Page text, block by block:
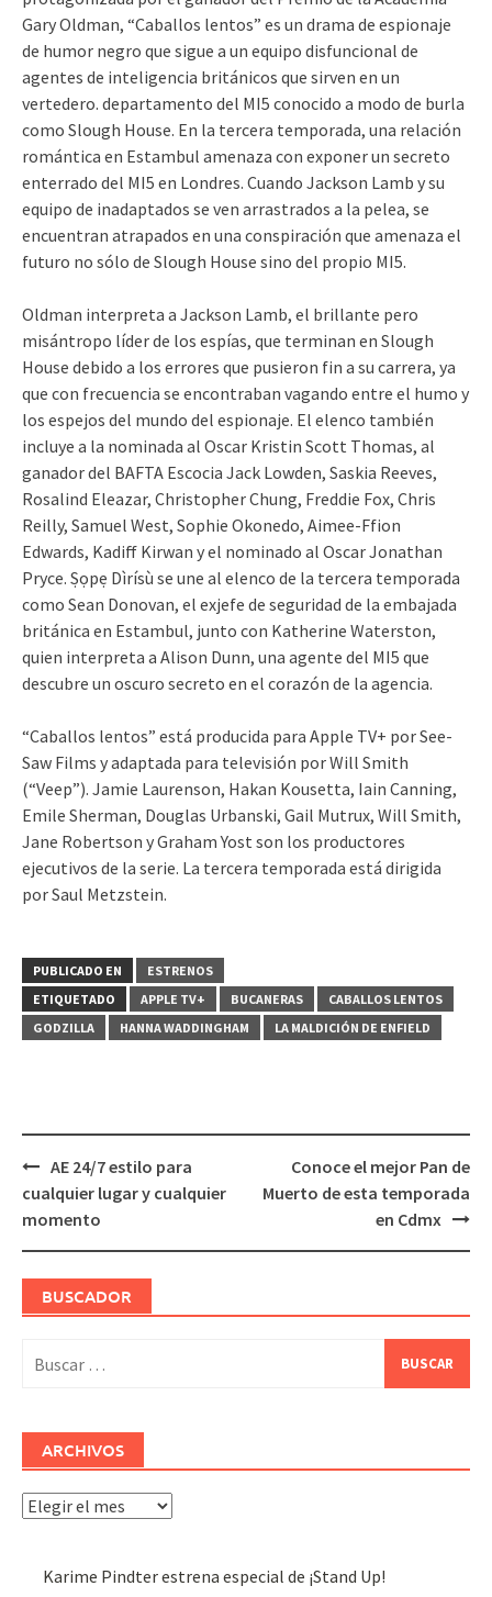
Gary Oldman, “Caballos lentos” es un drama de espionaje
de humor negro que sigue a un equipo disfuncional de
agentes de inteligencia británicos que sirven en un
vertedero. departamento del MI5 conocido a modo de burla
como Slough House. En la tercera temporada, una relación
romántica en Estambul amenaza con exponer un secreto
enterrado del MI5 en Londres. Cuando Jackson Lamb y su
equipo de inadaptados se ven arrastrados a la pelea, se
encuentran atrapados en una conspiración que amenaza el
futuro no sólo de Slough House sino del propio MI5.
Oldman interpreta a Jackson Lamb, el brillante pero
misántropo líder de los espías, que terminan en Slough
House debido a los errores que pusieron fin a su carrera, ya
que con frecuencia se encontraban vagando entre el humo y
los espejos del mundo del espionaje. El elenco también
incluye a la nominada al Oscar Kristin Scott Thomas, al
ganador del BAFTA Escocia Jack Lowden, Saskia Reeves,
Rosalind Eleazar, Christopher Chung, Freddie Fox, Chris
Reilly, Samuel West, Sophie Okonedo, Aimee-Ffion
Edwards, Kadiff Kirwan y el nominado al Oscar Jonathan
Pryce. Ṣọpẹ Dìrísù se une al elenco de la tercera temporada
como Sean Donovan, el exjefe de seguridad de la embajada
británica en Estambul, junto con Katherine Waterston,
quien interpreta a Alison Dunn, una agente del MI5 que
descubre un oscuro secreto en el corazón de la agencia.
“Caballos lentos” está producida para Apple TV+ por See-
Saw Films y adaptada para televisión por Will Smith
(“Veep”). Jamie Laurenson, Hakan Kousetta, Iain Canning,
Emile Sherman, Douglas Urbanski, Gail Mutrux, Will Smith,
Jane Robertson y Graham Yost son los productores
ejecutivos de la serie. La tercera temporada está dirigida
por Saul Metzstein.
PUBLICADO EN
ESTRENOS
ETIQUETADO
APPLE TV+ BUCANERAS
CABALLOS LENTOS
GODZILLA
HANNA WADDINGHAM LA MALDICIÓN DE ENFIELD
Navegación
de
entradas
AE 24/7 estilo para
cualquier lugar y cualquier
momento
Conoce el mejor Pan de
Muerto de esta temporada
en Cdmx
BUSCADOR
ARCHIVOS
Archivos
Karime Pindter estrena especial de ¡Stand Up!